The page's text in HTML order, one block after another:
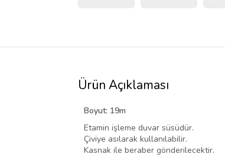
Ürün Açıklaması
Boyut: 19m
Etamin işleme duvar süsüdür.
Çiviye asılarak kullanılabilir.
Kasnak ile beraber gönderilecektir.